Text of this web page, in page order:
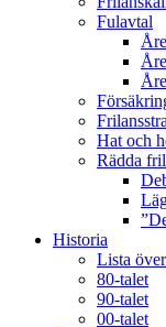
Fulavtal
Hat och
Rädda
Historia
Lista
80-talet
90-talet
00-talet